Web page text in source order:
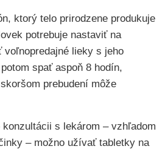
ktorý telo prirodzene produkuje
potrebuje nastaviť na
lieky s jeho
spať aspoň 8 hodín,
prebudení môže
konzultácii s lekárom – vzhľadom
– možno užívať tabletky na